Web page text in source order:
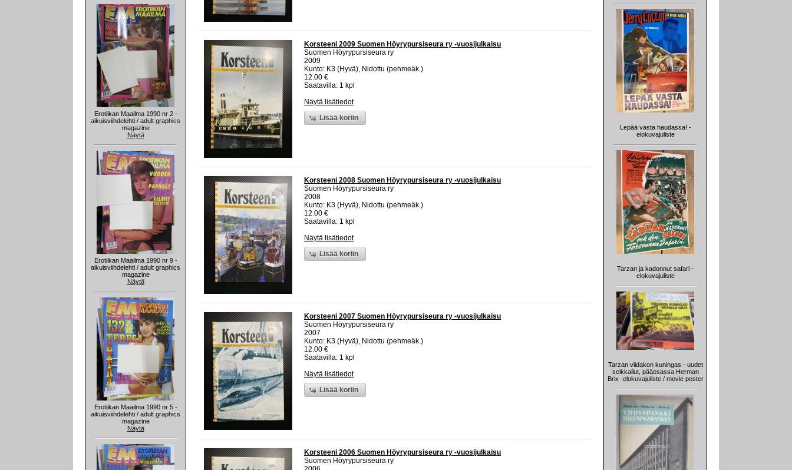
Erotiikan Maailma 1990 nr 2 -
aikuisviihdelehti / adult graphics
magazine
Näytä
Erotiikan Maailma 1990 nr 9 -
aikuisviihdelehti / adult graphics
magazine
Näytä
Erotiikan Maailma 1990 nr 5 -
aikuisviihdelehti / adult graphics
magazine
Näytä
Korsteeni 2009 Suomen Höyrypursiseura ry -vuosijulkaisu
Suomen Höyrypursiseura ry
2009
Kunto: K3 (Hyvä), Nidottu (pehmeäk.)
12.00 €
Saatavilla: 1 kpl
Näytä lisätiedot
Lisää koriin
Korsteeni 2008 Suomen Höyrypursiseura ry -vuosijulkaisu
Suomen Höyrypursiseura ry
2008
Kunto: K3 (Hyvä), Nidottu (pehmeäk.)
12.00 €
Saatavilla: 1 kpl
Näytä lisätiedot
Lisää koriin
Korsteeni 2007 Suomen Höyrypursiseura ry -vuosijulkaisu
Suomen Höyrypursiseura ry
2007
Kunto: K3 (Hyvä), Nidottu (pehmeäk.)
12.00 €
Saatavilla: 1 kpl
Näytä lisätiedot
Lisää koriin
Korsteeni 2006 Suomen Höyrypursiseura ry -vuosijulkaisu
Suomen Höyrypursiseura ry
Lepää vasta haudassa! -
elokuvajuliste
Tarzan ja kadonnut safari -
elokuvajuliste
Tarzan viidakon kuningas - uudet
seikkailut, pääosassa Herman
Brix -elokuvajuliste / movie poster